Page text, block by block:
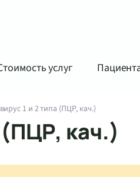
услуг
1 и 2 типа (ПЦР, кач.)
(ПЦР, кач.)